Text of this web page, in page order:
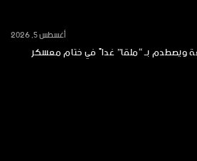
ويصطدم بـ “ملقا” غداً في ختام معسكر
أغسطس 5, 2026